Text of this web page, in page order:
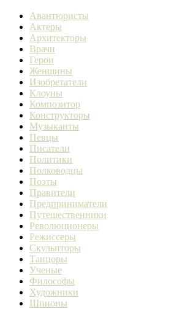
Авантюристы
Актеры
Архитекторы
Врачи
Герои
Женщины
Изобретатели
Клоуны
Композитор
Конструкторы
Музыканты
Певцы
Писатели
Политики
Полководцы
Поэты
Правители
Предприниматели
Путешественники
Революционеры
Режиссеры
Скульпторы
Танцоры
Ученые
Философы
Художники
Шпионы